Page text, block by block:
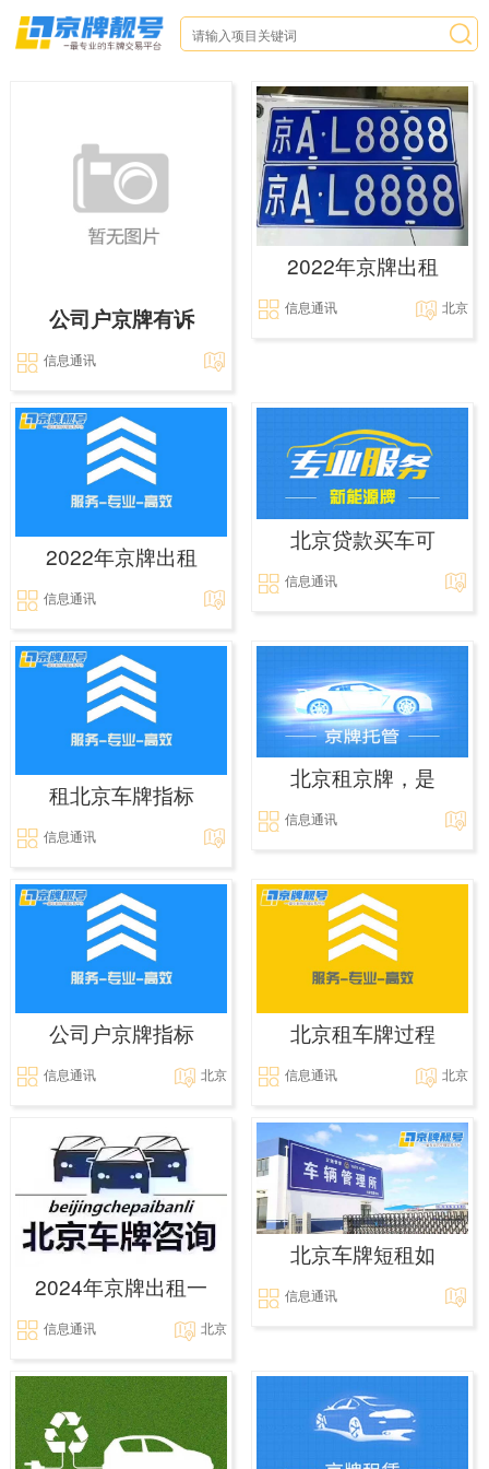
公司户京牌有诉
信息通讯
2022年京牌出租
信息通讯 北京
2022年京牌出租
信息通讯
北京贷款买车可
信息通讯
租北京车牌指标
信息通讯
北京租京牌，是
信息通讯
公司户京牌指标
信息通讯 北京
北京租车牌过程
信息通讯 北京
2024年京牌出租一
信息通讯 北京
北京车牌短租如
信息通讯